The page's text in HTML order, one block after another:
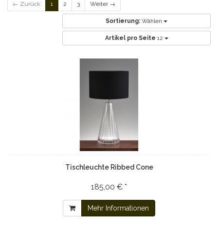
← Zurück 1 2 3 Weiter →
Sortierung: Wählen
Artikel pro Seite 12
Tischleuchte Ribbed Cone
185,00 € *
Mehr Informationen